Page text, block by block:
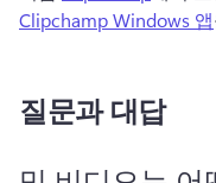
Clipchamp Windows 앱
질문과 대답